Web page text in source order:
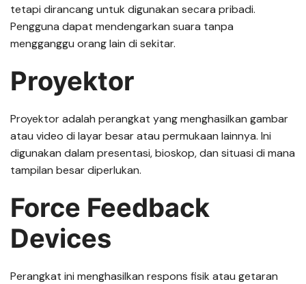
tetapi dirancang untuk digunakan secara pribadi.
Pengguna dapat mendengarkan suara tanpa
mengganggu orang lain di sekitar.
Proyektor
Proyektor adalah perangkat yang menghasilkan gambar
atau video di layar besar atau permukaan lainnya. Ini
digunakan dalam presentasi, bioskop, dan situasi di mana
tampilan besar diperlukan.
Force Feedback
Devices
Perangkat ini menghasilkan respons fisik atau getaran